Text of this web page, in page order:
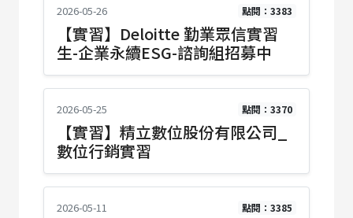
2026-05-26 點閱：3383
【實習】Deloitte 勤業眾信實習
生-企業永續ESG-諮詢組招募中
2026-05-25 點閱：3370
【實習】精立數位股份有限公司_
數位行銷實習
2026-05-11 點閱：3385